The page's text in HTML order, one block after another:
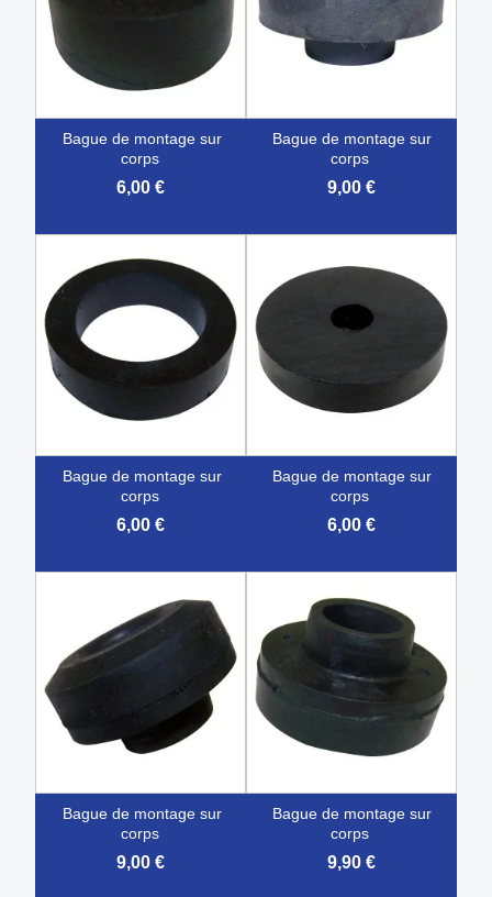
bague de montage sur
corps
6,00 €
bague de montage sur
corps
9,00 €
bague de montage sur
corps
6,00 €
bague de montage sur
corps
6,00 €
bague de montage sur
corps
9,00 €
bague de montage sur
corps
9,90 €